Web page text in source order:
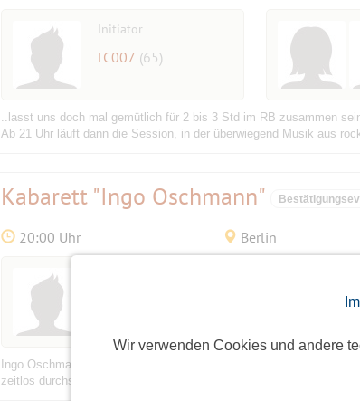
Wir verwenden Cookies und andere
Initiator
LC007 (65)
..lasst uns doch mal gemütlich für 2 bis 3 Std im RB zusammen
Ab 21 Uhr läuft dann die Session, in der überwiegend Musik aus
Kabarett "Ingo Oschmann"
20:00 Uhr Berlin
Ingo Oschmanns Jubiläumsprogramm hat es in sich. 25 Jahre
zeitlos durchs Leben geht. Ob Impro, Stand-up Zaubern oder auch